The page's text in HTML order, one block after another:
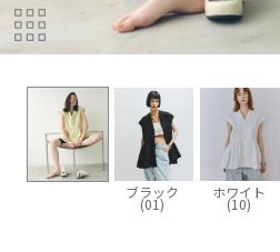
ブラック
(01)
ホワイト
(10)